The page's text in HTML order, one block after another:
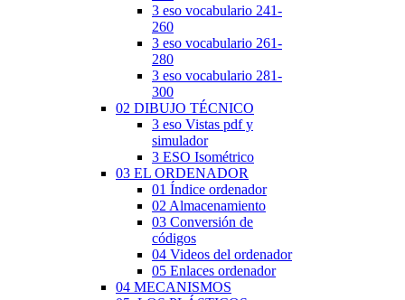
3 eso vocabulario 241-
260
3 eso vocabulario 261-
280
3 eso vocabulario 281-
300
02 DIBUJO TÉCNICO
3 eso Vistas pdf y
simulador
3 ESO Isométrico
03 EL ORDENADOR
01 Índice ordenador
02 Almacenamiento
03 Conversión de
códigos
04 Videos del ordenador
05 Enlaces ordenador
04 MECANISMOS